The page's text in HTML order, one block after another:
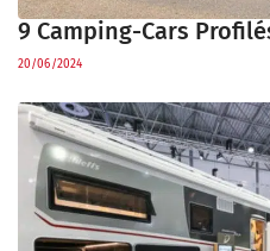
9 Camping-Cars
20/06/2024